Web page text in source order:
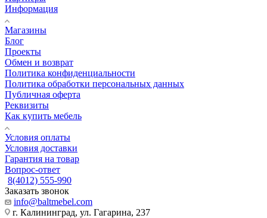
Информация
Магазины
Блог
Проекты
Обмен и возврат
Политика конфиденциальности
Политика обработки персональных данных
Публичная оферта
Реквизиты
Как купить мебель
Условия оплаты
Условия доставки
Гарантия на товар
Вопрос-ответ
8(4012) 555-990
Заказать звонок
info@baltmebel.com
г. Калининград, ул. Гагарина, 237